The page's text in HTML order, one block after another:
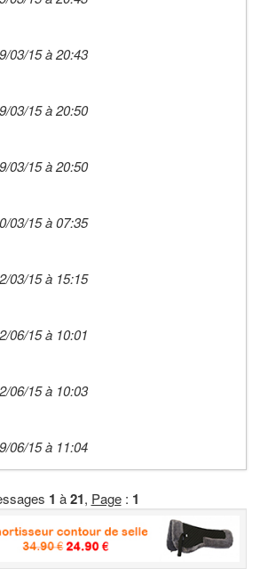
03/15 à 20:43
03/15 à 20:50
03/15 à 20:50
03/15 à 07:35
03/15 à 15:15
06/15 à 10:01
06/15 à 10:03
06/15 à 11:04
1 à21, Page: 1